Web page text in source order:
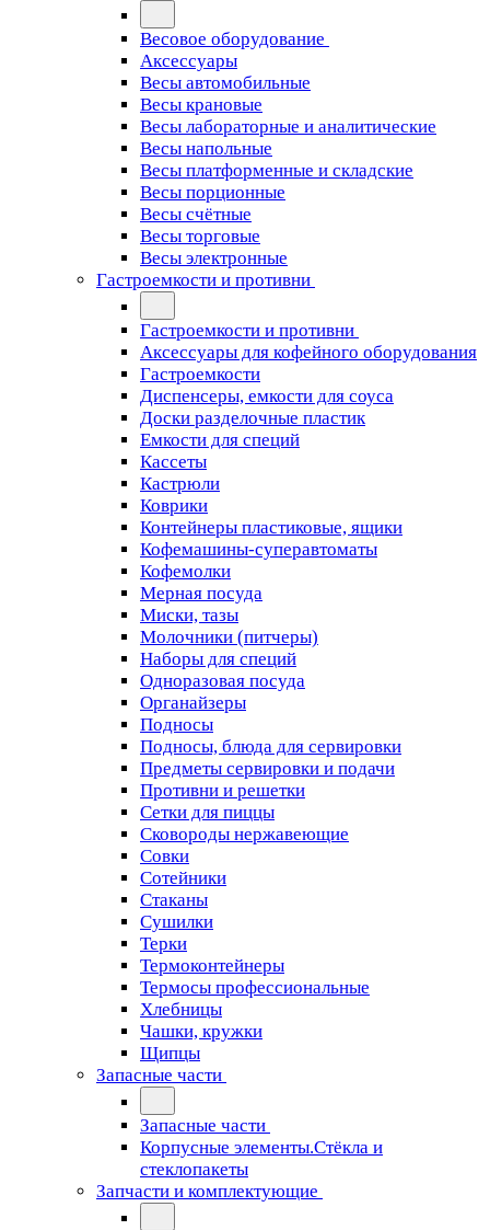
Весовое оборудование
Аксессуары
Весы автомобильные
Весы крановые
Весы лабораторные и аналитические
Весы напольные
Весы платформенные и складские
Весы порционные
Весы счётные
Весы торговые
Весы электронные
Гастроемкости и противни
Гастроемкости и противни
Аксессуары для кофейного оборудования
Гастроемкости
Диспенсеры, емкости для соуса
Доски разделочные пластик
Емкости для специй
Кассеты
Кастрюли
Коврики
Контейнеры пластиковые, ящики
Кофемашины-суперавтоматы
Кофемолки
Мерная посуда
Миски, тазы
Молочники (питчеры)
Наборы для специй
Одноразовая посуда
Органайзеры
Подносы
Подносы, блюда для сервировки
Предметы сервировки и подачи
Противни и решетки
Сетки для пиццы
Сковороды нержавеющие
Совки
Сотейники
Стаканы
Сушилки
Терки
Термоконтейнеры
Термосы профессиональные
Хлебницы
Чашки, кружки
Щипцы
Запасные части
Запасные части
Корпусные элементы.Стёкла и
стеклопакеты
Запчасти и комплектующие